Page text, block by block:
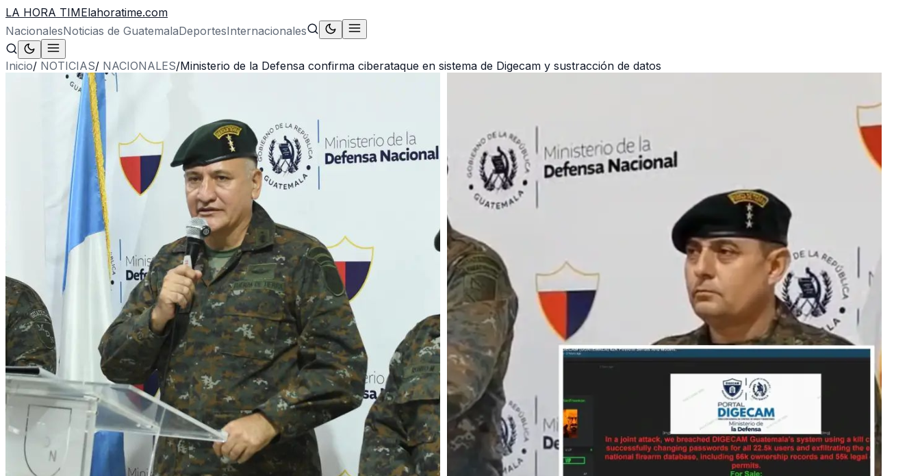
LA HORA TIMElahoratime.com
NacionalesNoticias de GuatemalaDeportesInternacionales
Inicio/ NOTICIAS/ NACIONALES/Ministerio de la Defensa confirma ciberataque en sistema de Digecam y sustracción de datos